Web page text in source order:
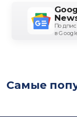
в
Самые